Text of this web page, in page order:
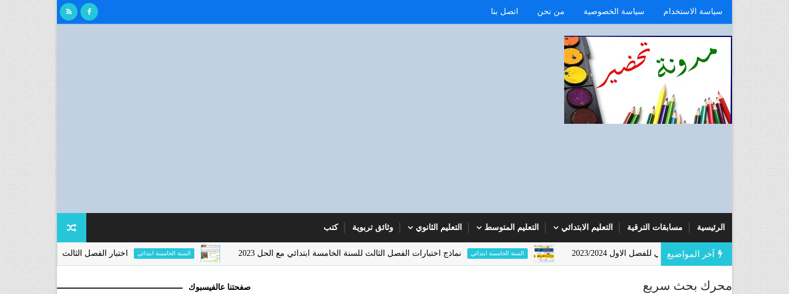
سياسة الاستخدام سياسة الخصوصية من نحن اتصل بنا
الرئيسية مسابقات الترقية التعليم الابتدائي التعليم المتوسط التعليم الثانوي وثائق تربوية كتب
آخر المواضيع
للسنة الرابعة ابتدائي للفصل الاول 2023/2024 السنة الخامسة ابتدائي نماذج اختبارات الفصل الثالث للسنة الخامسة ابتدائي مع الحل 2023 السنة الخامسة ابتدائي اختبار الفصل الثالث في اللغة العربية للسنة
محرك بحث سريع صفحتنا عالفيسبوك